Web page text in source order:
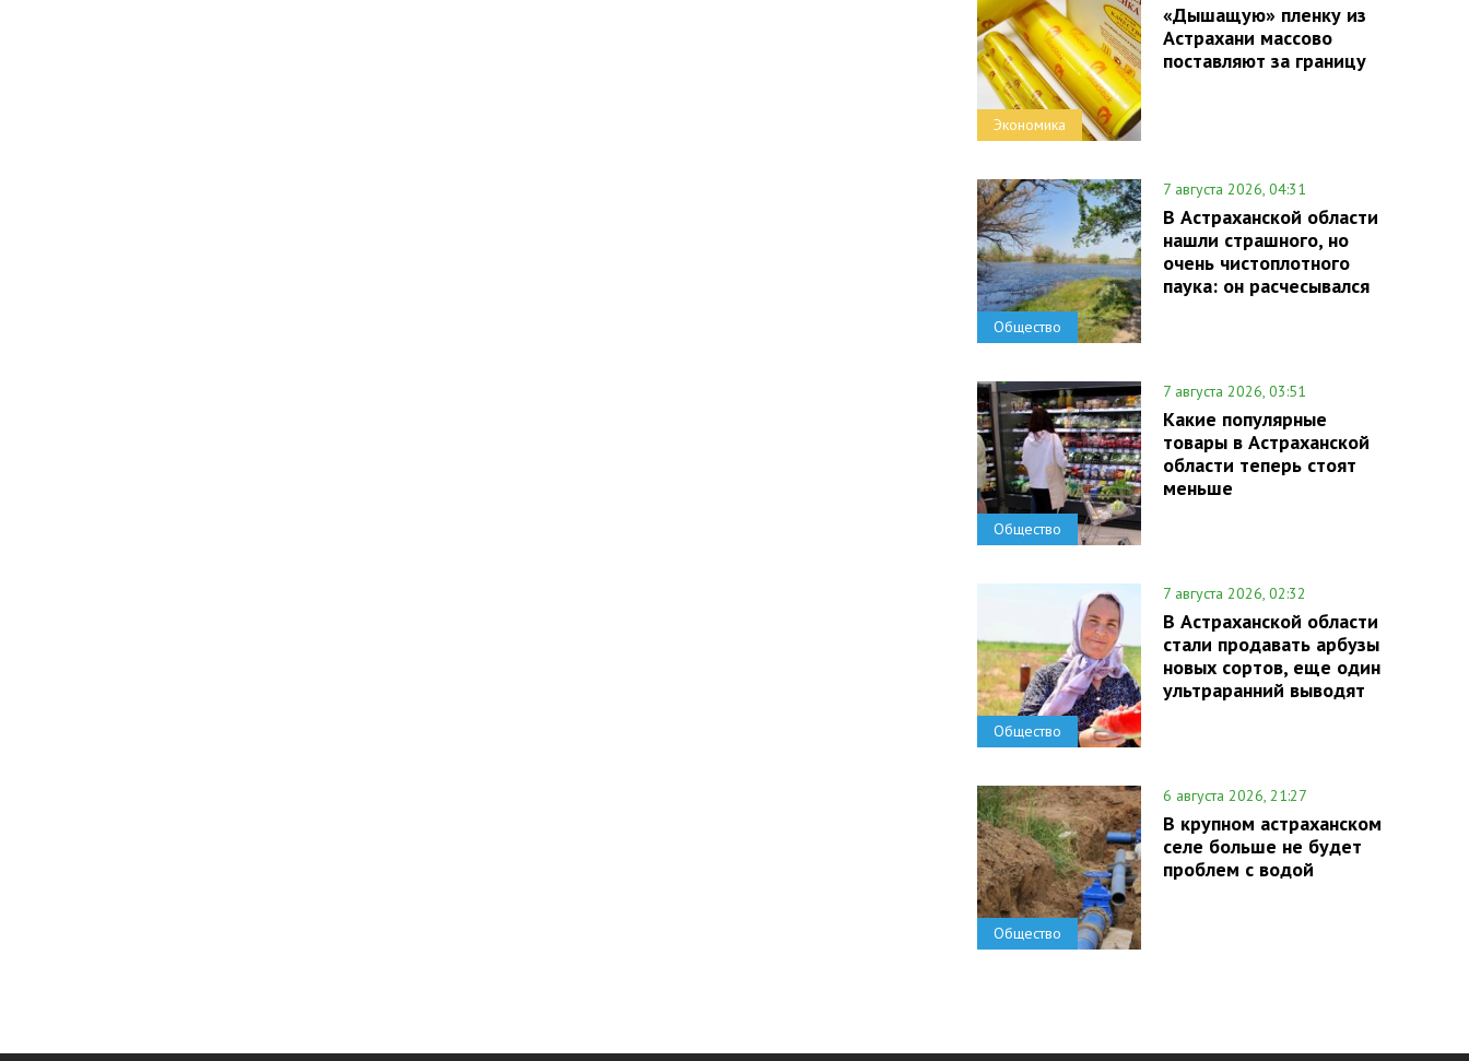
Экономика
«Дышащую» пленку из
Астрахани массово
поставляют за границу
Общество
7 августа 2026, 04:31
В Астраханской области
нашли страшного, но
очень чистоплотного
паука: он расчесывался
Общество
7 августа 2026, 03:51
Какие популярные
товары в Астраханской
области теперь стоят
меньше
Общество
7 августа 2026, 02:32
В Астраханской области
стали продавать арбузы
новых сортов, еще один
ультраранний выводят
Общество
6 августа 2026, 21:27
В крупном астраханском
селе больше не будет
проблем с водой